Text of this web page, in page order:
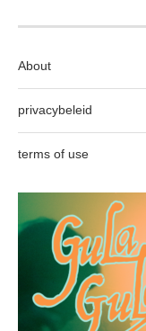
About
privacybeleid
terms of use